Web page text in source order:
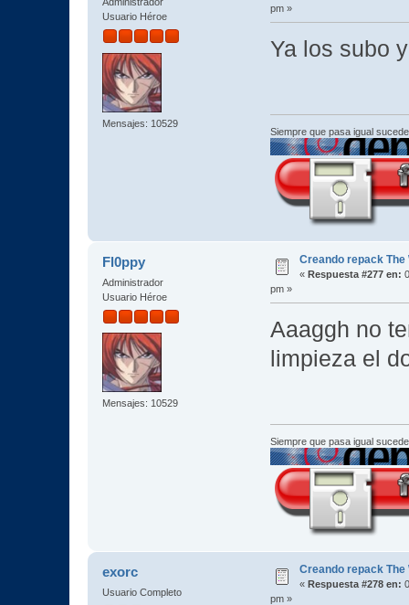
Usuario Héroe
Mensajes: 10529
pm »
Ya los subo
Siempre que pasa igual
Fl0ppy
Administrador
Usuario Héroe
Mensajes: 10529
Creando repack The
« Respuesta #277 en:
pm »
Aaaggh no
limpieza el
Siempre que pasa igual
exorc
Usuario Completo
Creando repack The
« Respuesta #278 en:
pm »